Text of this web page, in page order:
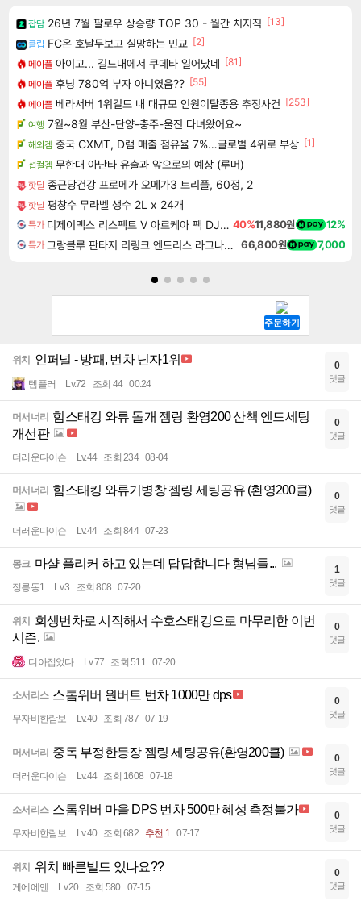
잡담 26년 7월 팔로우 상승량 TOP 30 - 월간 치지직 [13]
클립 FC온 호날두보고 실망하는 민교 [2]
메이플 아이고... 길드내에서 쿠데타 일어났네 [81]
메이플 후닝 780억 부자 아니였음?? [55]
메이플 베라서버 1위길드 내 대규모 인원이탈종용 추정사건 [253]
여행 7월~8월 부산-단양-충주-울진 다녀왔어요~
해외겜 중국 CXMT, D램 매출 점유율 7%…글로벌 4위로 부상 [1]
섭컬겜 무한대 아난타 유출과 앞으로의 예상 (루머)
핫딜 종근당건강 프로메가 오메가3 트리플, 60정, 2
핫딜 평창수 무라벨 생수 2L x 24개
특가 디제이맥스 리스펙트 V 아르케아 팩 DJMAX RESPECT V Arcaea Pack DLC 40%11,880원 12%
특가 그랑블루 판타지 리링크 엔드리스 라그나로크 Granblue Fantasy Relink Endless Ragnarok 66,800원 7,000
위치 인퍼널 - 방패, 번차 닌자1위
템플러 Lv.72 조회 44 00:24
0
댓글
머서너리 힘스태킹 와류 돌개 젬링 환영200 산책 엔드세팅
개선판
더러운다이슨 Lv.44 조회 234 08-04
0
댓글
머서너리 힘스태킹 와류기병창 젬링 세팅공유 (환영200클)
더러운다이슨 Lv.44 조회 844 07-23
0
댓글
몽크 마샬 플리커 하고 있는데 답답합니다 형님들...
정릉동1 Lv.3 조회 808 07-20
1
댓글
위치
회생번차로 시작해서 수호스태킹으로 마무리한 이번
시즌.
디아접었다 Lv.77 조회 511 07-20
0
댓글
소서리스 스톰위버 원버트 번차 1000만 dps
무자비한람보 Lv.40 조회 787 07-19
0
댓글
머서너리 중독 부정한등장 젬링 세팅공유(환영200클)
더러운다이슨 Lv.44 조회 1608 07-18
0
댓글
소서리스 스톰위버 마을 DPS 번차 500만 혜성 측정불가
무자비한람보 Lv.40 조회 682 추천 1 07-17
0
댓글
위치 위치 빠른빌드 있나요??
게에에엔 Lv.20 조회 580 07-15
0
댓글